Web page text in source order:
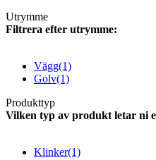
Utrymme
Filtrera efter utrymme:
Vägg(1)
Golv(1)
Produkttyp
Vilken typ av produkt letar ni
Klinker(1)